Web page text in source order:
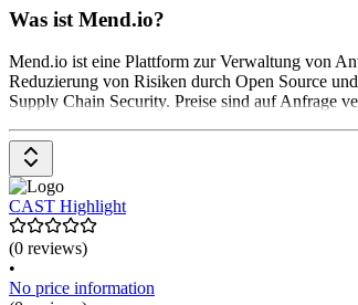
Was ist Mend.io?
Mend.io ist eine Plattform zur Verwaltung von
Reduzierung von Risiken durch Open Source
Supply Chain Security. Preise sind auf Anfrage
CAST Highlight
(0 reviews)
•
No price information